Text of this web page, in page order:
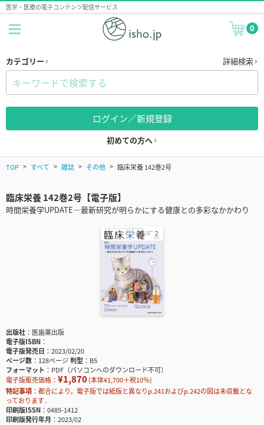
医学・医療の電子コンテンツ配信サービス
0
カテゴリー 詳細検索
ログイン／新規登録
初めての方へ
TOP すべて 雑誌 その他 臨床栄養 142巻2号
臨床栄養 142巻2号【電子版】
時間栄養学UPDATE―最新研究が明らかにする健康との多彩なかかわり
出版社
医歯薬出版
電子版ISBN
電子版発売日
2023/02/20
ページ数
128ページ判型
B5
フォーマット
PDF（パソコンへのダウンロード不可）
電子版販売価格： ¥1,870(本体¥1,700＋税10％)
特記事項
都合により，電子版では紙版と異なりp.241およびp.242の図は未収載とな
っております．
印刷版ISSN
0485-1412
印刷版発行年月
2023/02